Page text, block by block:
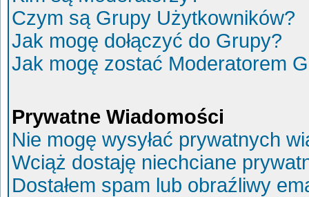
Czym są Grupy Użytkowników?
Jak mogę dołączyć do Grupy?
Jak mogę zostać Moderatorem
Prywatne Wiadomości
Nie mogę wysyłać prywatnych
Wciąż dostaję niechciane
Dostałem spam lub obraźliwy